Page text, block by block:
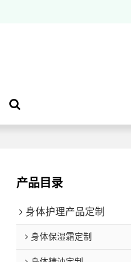
产品目录
身体护理产品定制
身体保湿霜定制